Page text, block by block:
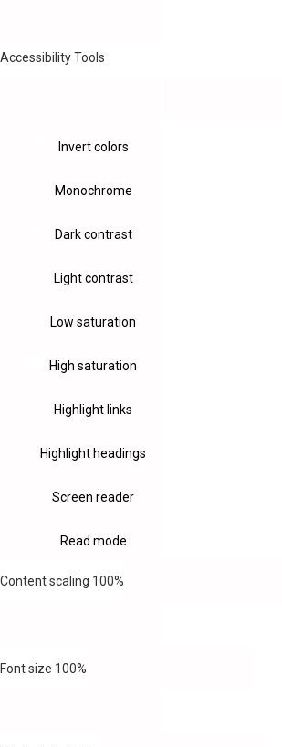
Accessibility Tools
Invert colors
Monochrome
Dark contrast
Light contrast
Low saturation
High saturation
Highlight links
Highlight headings
Screen reader
Read mode
Content scaling 100%
Font size 100%